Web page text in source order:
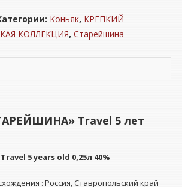
Коньяк, КРЕПКИЙ
КОЛЛЕКЦИЯ, Старейшина
Travel 5 лет
5 years old 0,25л 40%
: Россия, Ставропольский край